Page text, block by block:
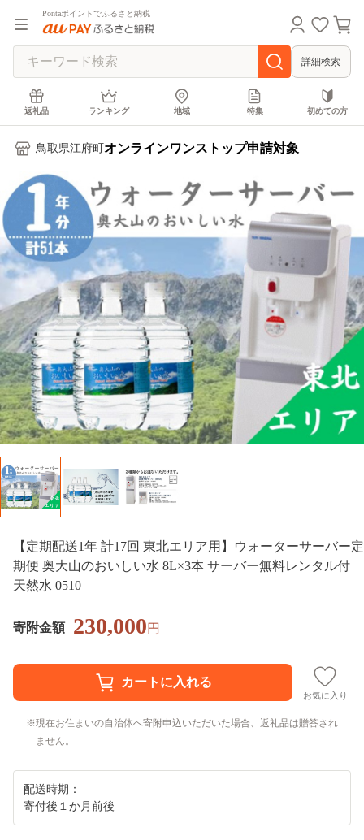
Pontaポイントでふるさと納税
詳細検索
返礼品 ランキング 地域 特集 初めての方
鳥取県江府町 オンラインワンストップ申請対象
【定期配送1年 計17回 東北エリア用】ウォーターサーバー定
期便 奥大山のおいしい水 8L×3本 サーバー無料レンタル付
天然水 0510
寄附金額 230,000円
お気に入り
現在お住まいの自治体へ寄附申込いただいた場合、返礼品は贈答され
ません。
配送時期：
寄付後１か月前後